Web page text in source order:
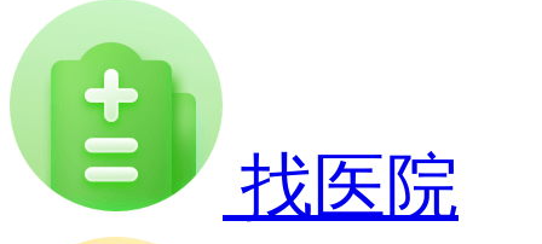
找医院